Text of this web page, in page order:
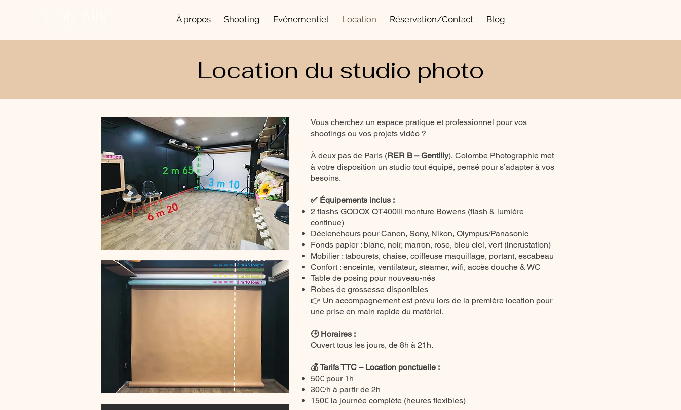
À propos Shooting Evénementiel Location Réservation/Contact Blog
Location du studio photo
Vous cherchez un espace pratique et professionnel pour vos
shootings ou vos projets vidéo ?
À deux pas de Paris (RER B – Gentilly), Colombe Photographie met
à votre disposition un studio tout équipé, pensé pour s’adapter à vos
besoins.
✅ Équipements inclus :
2 flashs GODOX QT400III monture Bowens (flash & lumière
continue)
Déclencheurs pour Canon, Sony, Nikon, Olympus/Panasonic
Fonds papier : blanc, noir, marron, rose, bleu ciel, vert (incrustation)
Mobilier : tabourets, chaise, coiffeuse maquillage, portant, escabeau
Confort : enceinte, ventilateur, steamer, wifi, accès douche & WC
Table de posing pour nouveau-nés
Robes de grossesse disponibles
👉 Un accompagnement est prévu lors de la première location pour
une prise en main rapide du matériel.
🕒 Horaires :
Ouvert tous les jours, de 8h à 21h.
💰 Tarifs TTC – Location ponctuelle :
50€ pour 1h
30€/h à partir de 2h
150€ la journée complète (heures flexibles)